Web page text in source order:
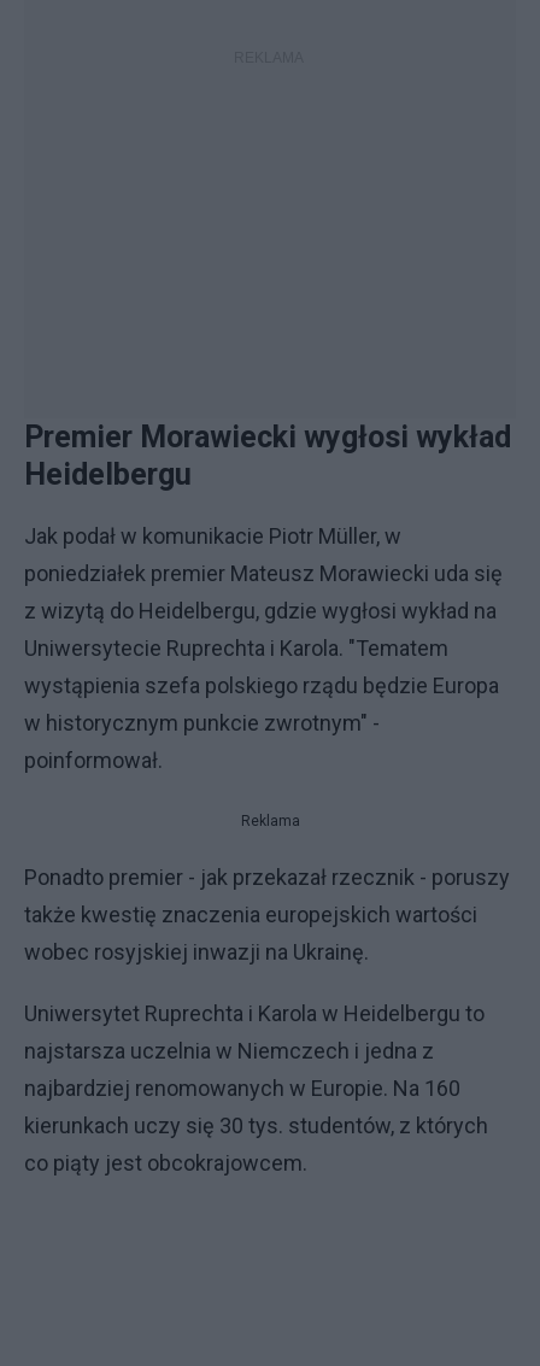
Premier Morawiecki wygłosi wykład
Heidelbergu
Jak podał w komunikacie Piotr Müller, w
poniedziałek premier Mateusz Morawiecki uda się
z wizytą do Heidelbergu, gdzie wygłosi wykład na
Uniwersytecie Ruprechta i Karola. "Tematem
wystąpienia szefa polskiego rządu będzie Europa
w historycznym punkcie zwrotnym" -
poinformował.
Reklama
Ponadto premier - jak przekazał rzecznik - poruszy
także kwestię znaczenia europejskich wartości
wobec rosyjskiej inwazji na Ukrainę.
Uniwersytet Ruprechta i Karola w Heidelbergu to
najstarsza uczelnia w Niemczech i jedna z
najbardziej renomowanych w Europie. Na 160
kierunkach uczy się 30 tys. studentów, z których
co piąty jest obcokrajowcem.